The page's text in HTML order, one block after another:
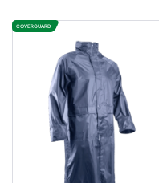
COVERGUARD